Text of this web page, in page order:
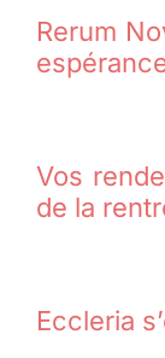
Rerum
Vos
de la
Eccleria